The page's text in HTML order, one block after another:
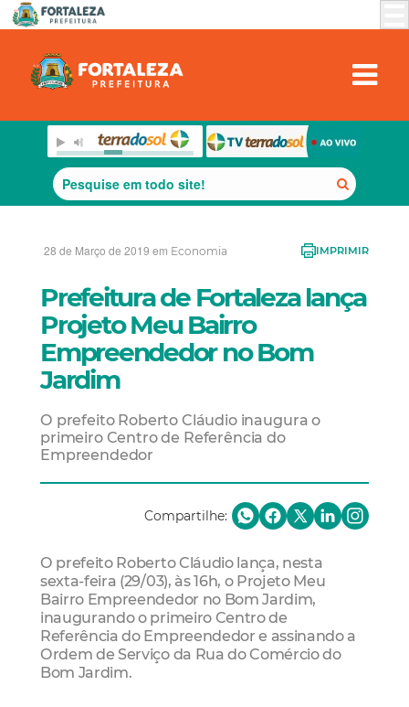
28 de Março de 2019 em Economia IMPRIMIR
Prefeitura de Fortaleza lança
Projeto Meu Bairro
Empreendedor no Bom
Jardim
O prefeito Roberto Cláudio inaugura o
primeiro Centro de Referência do
Empreendedor
Compartilhe:
O prefeito Roberto Cláudio lança, nesta
sexta-feira (29/03), às 16h, o Projeto Meu
Bairro Empreendedor no Bom Jardim,
inaugurando o primeiro Centro de
Referência do Empreendedor e assinando a
Ordem de Serviço da Rua do Comércio do
Bom Jardim.